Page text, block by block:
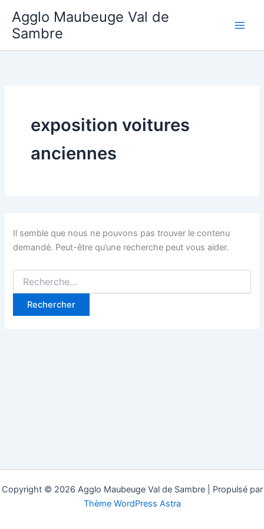
contenu
Agglo Maubeuge Val de
Sambre
exposition voitures
anciennes
Il semble que nous ne pouvons pas trouver le contenu
demandé. Peut-être qu’une recherche peut vous aider.
Rechercher :
Copyright © 2026 Agglo Maubeuge Val de Sambre | Propulsé par
Thème WordPress Astra